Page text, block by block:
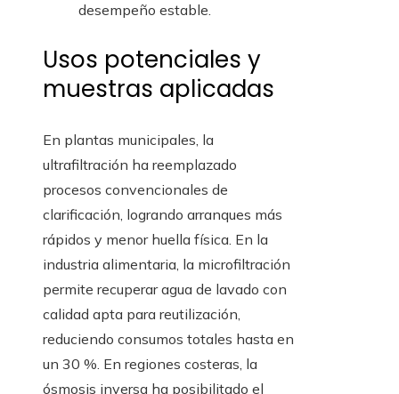
desempeño estable.
Usos potenciales y
muestras aplicadas
En plantas municipales, la
ultrafiltración ha reemplazado
procesos convencionales de
clarificación, logrando arranques más
rápidos y menor huella física. En la
industria alimentaria, la microfiltración
permite recuperar agua de lavado con
calidad apta para reutilización,
reduciendo consumos totales hasta en
un 30 %. En regiones costeras, la
ósmosis inversa ha posibilitado el